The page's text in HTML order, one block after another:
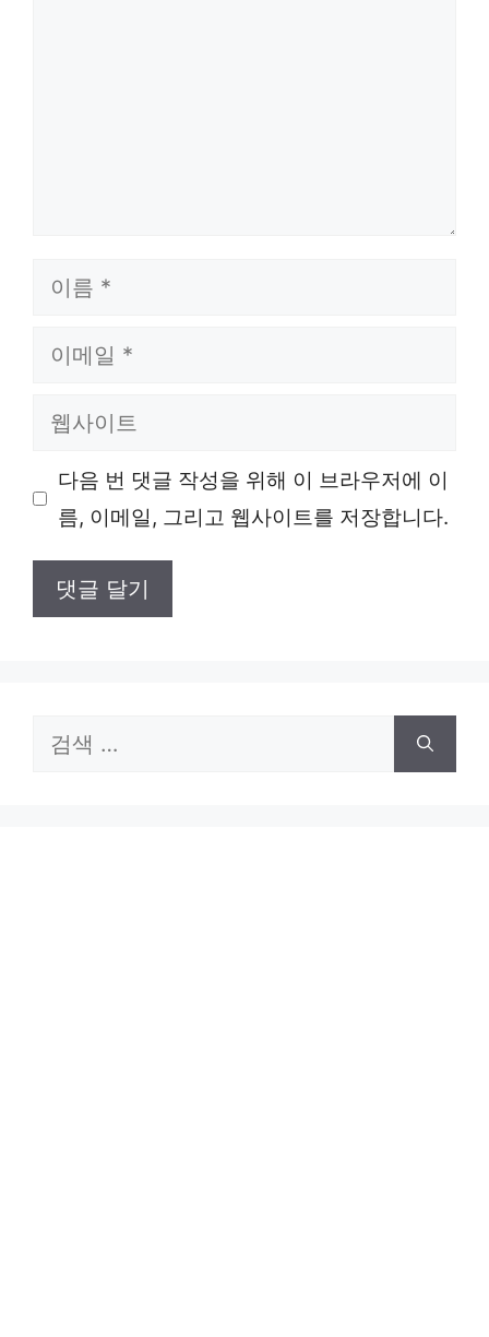
이
이
일
웹
이 다음 번 댓글 작성을 위해 이 브라우저에 이
름, 이메일, 그리고 웹사이트를 저장합니다.
검